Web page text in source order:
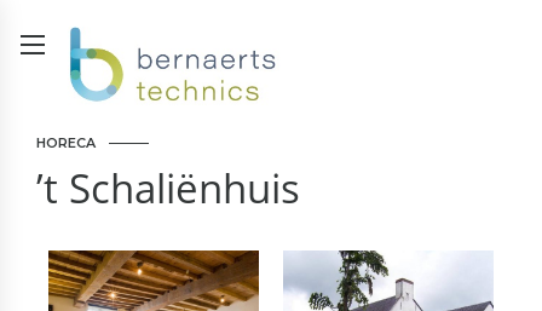
HORECA
’t Schaliënhuis